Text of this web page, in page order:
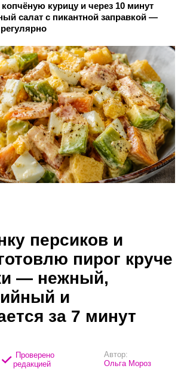
курицу и через 10 минут
салат с пикантной заправкой —
персиков и
пирог круче
— нежный,
и
за 7 минут
Проверено
редакцией
Автор:
Ольга Мороз